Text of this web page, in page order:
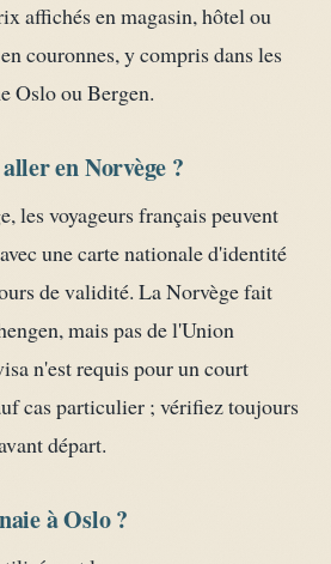
affichés en magasin, hôtel ou
couronnes, y compris dans les
Oslo ou Bergen.
en Norvège ?
les voyageurs français peuvent
une carte nationale d'identité
de validité. La Norvège fait
mais pas de l'Union
n'est requis pour un court
cas particulier ; vérifiez toujours
départ.
à Oslo ?